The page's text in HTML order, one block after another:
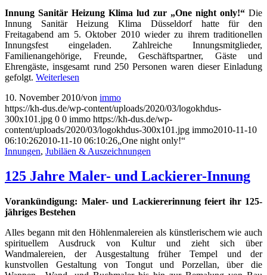
Innung Sanitär Heizung Klima lud zur „One night only!“ Die
Innung Sanitär Heizung Klima Düsseldorf hatte für den
Freitagabend am 5. Oktober 2010 wieder zu ihrem traditionellen
Innungsfest eingeladen. Zahlreiche Innungsmitglieder,
Familienangehörige, Freunde, Geschäftspartner, Gäste und
Ehrengäste, insgesamt rund 250 Personen waren dieser Einladung
gefolgt. Weiterlesen
10. November 2010/von immo
https://kh-dus.de/wp-content/uploads/2020/03/logokhdus-
300x101.jpg 0 0 immo https://kh-dus.de/wp-
content/uploads/2020/03/logokhdus-300x101.jpg immo2010-11-10
06:10:262010-11-10 06:10:26„One night only!“
Innungen, Jubiläen & Auszeichnungen
125 Jahre Maler- und Lackierer-Innung
Vorankündigung: Maler- und Lackiererinnung feiert ihr 125-
jähriges Bestehen
Alles begann mit den Höhlenmalereien als künstlerischem wie auch
spirituellem Ausdruck von Kultur und zieht sich über
Wandmalereien, der Ausgestaltung früher Tempel und der
kunstvollen Gestaltung von Tongut und Porzellan, über die